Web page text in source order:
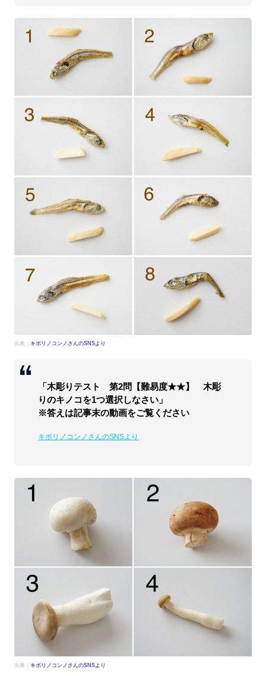
出典： キボリノコンノさんのSNSより
「木彫りテスト 第2問【難易度★★】 木彫
りのキノコを1つ選択しなさい」
※答えは記事末の動画をご覧ください
キボリノコンノさんのSNSより
出典： キボリノコンノさんのSNSより